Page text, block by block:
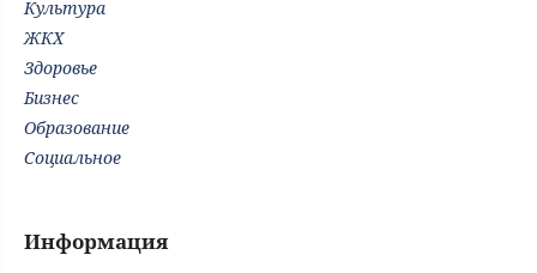
Культура
ЖКХ
Здоровье
Бизнес
Образование
Социальное
Информация